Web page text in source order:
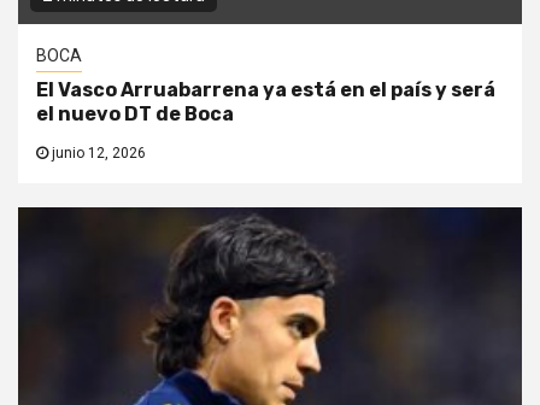
BOCA
El Vasco Arruabarrena ya está en el país y será
el nuevo DT de Boca
junio 12, 2026